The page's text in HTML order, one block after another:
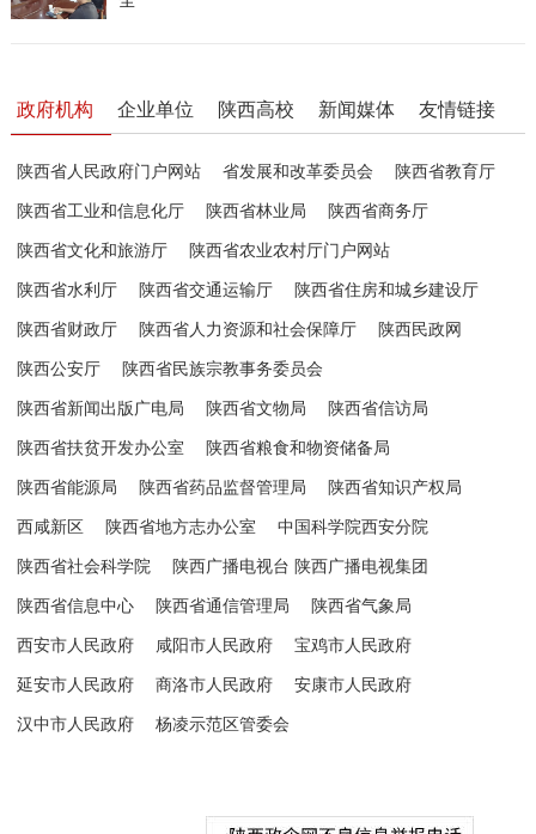
政府机构 企业单位 陕西高校 新闻媒体 友情链接
陕西省人民政府门户网站 省发展和改革委员会 陕西省教育厅
陕西省工业和信息化厅 陕西省林业局 陕西省商务厅
陕西省文化和旅游厅 陕西省农业农村厅门户网站
陕西省水利厅 陕西省交通运输厅 陕西省住房和城乡建设厅
陕西省财政厅 陕西省人力资源和社会保障厅 陕西民政网
陕西公安厅 陕西省民族宗教事务委员会
陕西省新闻出版广电局 陕西省文物局 陕西省信访局
陕西省扶贫开发办公室 陕西省粮食和物资储备局
陕西省能源局 陕西省药品监督管理局 陕西省知识产权局
西咸新区 陕西省地方志办公室 中国科学院西安分院
陕西省社会科学院 陕西广播电视台 陕西广播电视集团
陕西省信息中心 陕西省通信管理局 陕西省气象局
西安市人民政府 咸阳市人民政府 宝鸡市人民政府
延安市人民政府 商洛市人民政府 安康市人民政府
汉中市人民政府 杨凌示范区管委会